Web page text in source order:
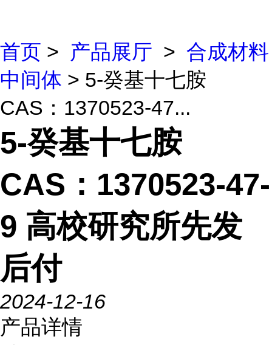
首页 > 产品展厅 > 合成材料
中间体 > 5-癸基十七胺
CAS：1370523-47...
5-癸基十七胺
CAS：1370523-47-
9 高校研究所先发
后付
2024-12-16
产品详情